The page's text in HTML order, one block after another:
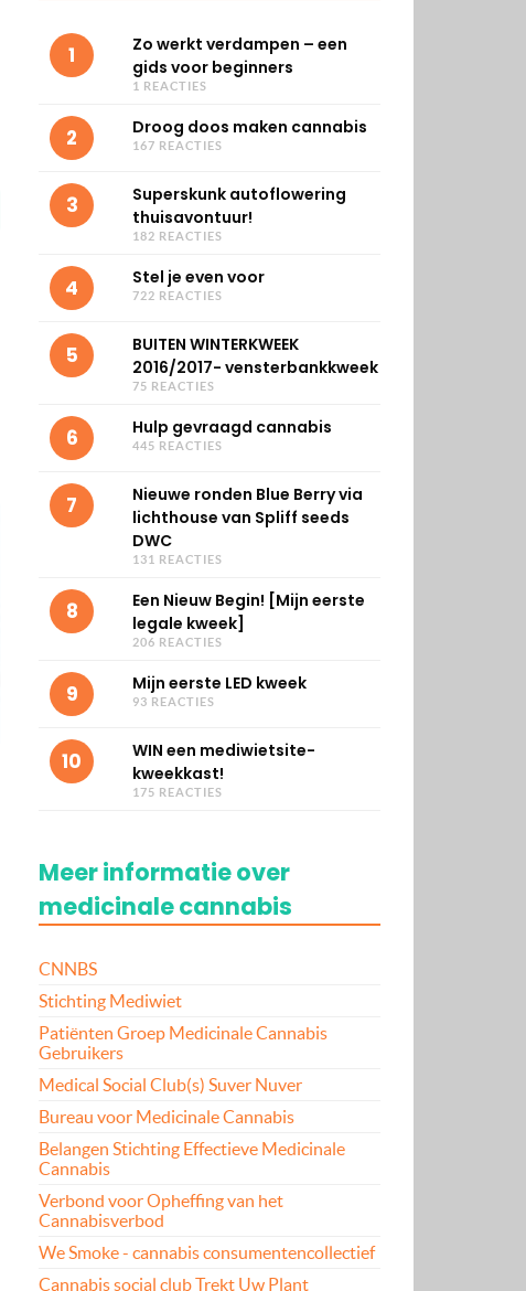
1
Zo werkt verdampen – een
gids voor beginners
1 REACTIES
2 Droog doos maken cannabis
167 REACTIES
3
Superskunk autoflowering
thuisavontuur!
182 REACTIES
4 Stel je even voor
722 REACTIES
5
BUITEN WINTERKWEEK
2016/2017- vensterbankkweek
75 REACTIES
6 Hulp gevraagd cannabis
445 REACTIES
7
Nieuwe ronden Blue Berry via
lichthouse van Spliff seeds
DWC
131 REACTIES
8
Een Nieuw Begin! [Mijn eerste
legale kweek]
206 REACTIES
9 Mijn eerste LED kweek
93 REACTIES
10
WIN een mediwietsite-
kweekkast!
175 REACTIES
Meer informatie over
medicinale cannabis
CNNBS
Stichting Mediwiet
Patiënten Groep Medicinale Cannabis
Gebruikers
Medical Social Club(s) Suver Nuver
Bureau voor Medicinale Cannabis
Belangen Stichting Effectieve Medicinale
Cannabis
Verbond voor Opheffing van het
Cannabisverbod
We Smoke - cannabis consumentencollectief
Cannabis social club Trekt Uw Plant